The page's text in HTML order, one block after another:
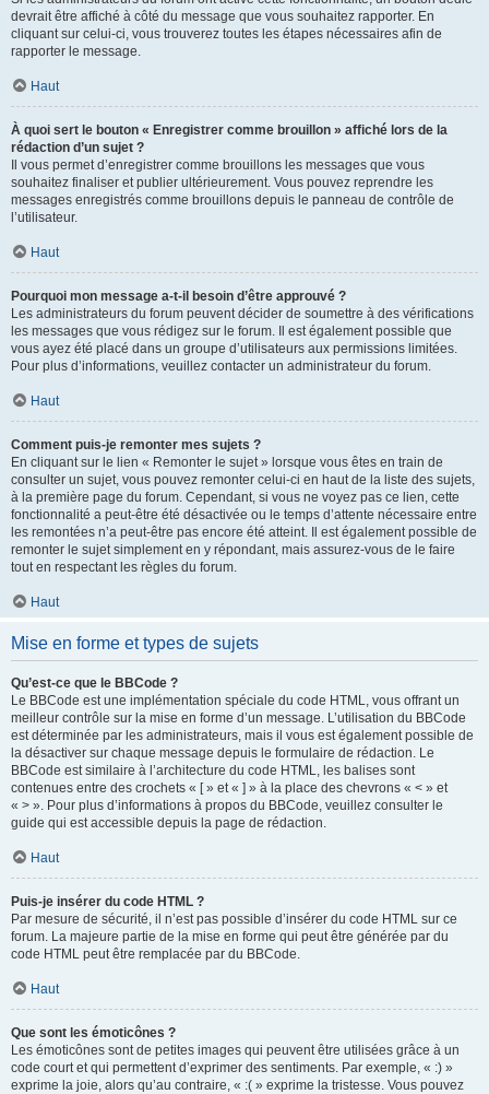
devrait être affiché à côté du message que vous souhaitez rapporter. En
cliquant sur celui-ci, vous trouverez toutes les étapes nécessaires afin de
rapporter le message.
Haut
À quoi sert le bouton « Enregistrer comme brouillon » affiché lors de la
rédaction d’un sujet ?
Il vous permet d’enregistrer comme brouillons les messages que vous
souhaitez finaliser et publier ultérieurement. Vous pouvez reprendre les
messages enregistrés comme brouillons depuis le panneau de contrôle de
l’utilisateur.
Haut
Pourquoi mon message a-t-il besoin d’être approuvé ?
Les administrateurs du forum peuvent décider de soumettre à des vérifications
les messages que vous rédigez sur le forum. Il est également possible que
vous ayez été placé dans un groupe d’utilisateurs aux permissions limitées.
Pour plus d’informations, veuillez contacter un administrateur du forum.
Haut
Comment puis-je remonter mes sujets ?
En cliquant sur le lien « Remonter le sujet » lorsque vous êtes en train de
consulter un sujet, vous pouvez remonter celui-ci en haut de la liste des sujets,
à la première page du forum. Cependant, si vous ne voyez pas ce lien, cette
fonctionnalité a peut-être été désactivée ou le temps d’attente nécessaire entre
les remontées n’a peut-être pas encore été atteint. Il est également possible de
remonter le sujet simplement en y répondant, mais assurez-vous de le faire
tout en respectant les règles du forum.
Haut
Mise en forme et types de sujets
Qu’est-ce que le BBCode ?
Le BBCode est une implémentation spéciale du code HTML, vous offrant un
meilleur contrôle sur la mise en forme d’un message. L’utilisation du BBCode
est déterminée par les administrateurs, mais il vous est également possible de
la désactiver sur chaque message depuis le formulaire de rédaction. Le
BBCode est similaire à l’architecture du code HTML, les balises sont
contenues entre des crochets « [ » et « ] » à la place des chevrons « < » et
« > ». Pour plus d’informations à propos du BBCode, veuillez consulter le
guide qui est accessible depuis la page de rédaction.
Haut
Puis-je insérer du code HTML ?
Par mesure de sécurité, il n’est pas possible d’insérer du code HTML sur ce
forum. La majeure partie de la mise en forme qui peut être générée par du
code HTML peut être remplacée par du BBCode.
Haut
Que sont les émoticônes ?
Les émoticônes sont de petites images qui peuvent être utilisées grâce à un
code court et qui permettent d’exprimer des sentiments. Par exemple, « :) »
exprime la joie, alors qu’au contraire, « :( » exprime la tristesse. Vous pouvez